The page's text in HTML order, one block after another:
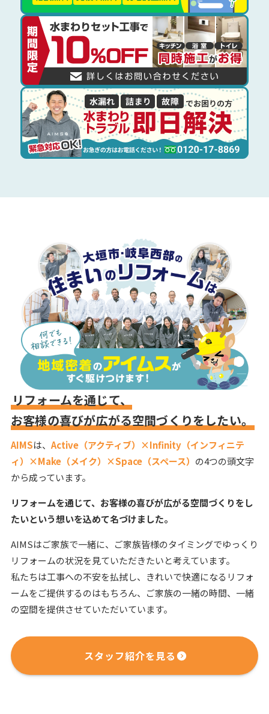
リフォームを通じて、
お客様の喜びが広がる空間づくりをしたい。
AIMSは、 Active（アクティブ）×Infinity（インフィニテ
ィ）×Make（メイク）×Space（スペース） の4つの頭文字
から成っています。
リフォームを通じて、 お客様の喜びが広がる空間づくりをし
たいという想いを込めて名づけました。
AIMSはご家族で一緒に、ご家族皆様のタイミングでゆっくり
リフォームの状況を見ていただきたいと考えています。
私たちは工事への不安を払拭し、きれいで快適になるリフォ
ームをご提供するのはもちろん、ご家族の一緒の時間、一緒
の空間を提供させていただいています。
スタッフ紹介を見る